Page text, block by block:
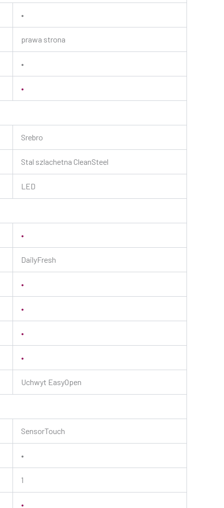
•
prawa strona
•
•
Srebro
Stal szlachetna CleanSteel
LED
•
DailyFresh
•
•
•
•
Uchwyt EasyOpen
SensorTouch
•
1
•